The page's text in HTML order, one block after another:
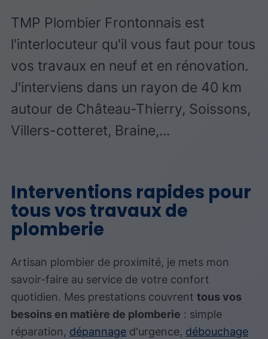
TMP Plombier Frontonnais est
l'interlocuteur qu'il vous faut pour tous
vos travaux en neuf et en rénovation.
J'interviens dans un rayon de 40 km
autour de Château-Thierry, Soissons,
Villers-cotteret, Braine,...
Interventions rapides pour
tous vos travaux de
plomberie
Artisan plombier de proximité, je mets mon
savoir-faire au service de votre confort
quotidien. Mes prestations couvrenttous vos
besoins en matière de plomberie : simple
réparation, dépannage d'urgence, débouchage